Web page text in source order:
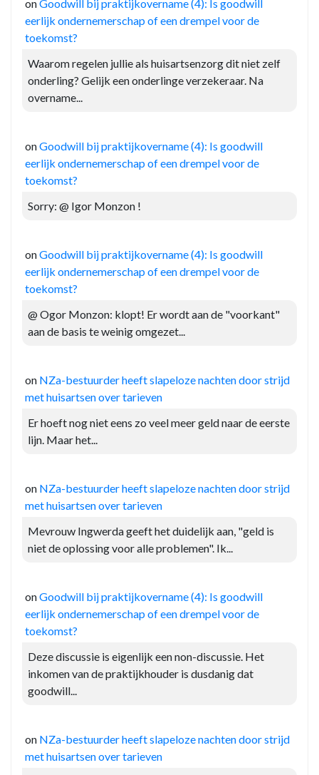
onGoodwill bij praktijkovername (4): Is goodwill
eerlijk ondernemerschap of een drempel voor de
toekomst?
Waarom regelen jullie als huisartsenzorg dit niet zelf
onderling? Gelijk een onderlinge verzekeraar. Na
overname...
onGoodwill bij praktijkovername (4): Is goodwill
eerlijk ondernemerschap of een drempel voor de
toekomst?
Sorry: @ Igor Monzon !
onGoodwill bij praktijkovername (4): Is goodwill
eerlijk ondernemerschap of een drempel voor de
toekomst?
@ Ogor Monzon: klopt! Er wordt aan de "voorkant"
aan de basis te weinig omgezet...
on NZa-bestuurder heeft slapeloze nachten door strijd
met huisartsen over tarieven
Er hoeft nog niet eens zo veel meer geld naar de eerste
lijn. Maar het...
on NZa-bestuurder heeft slapeloze nachten door strijd
met huisartsen over tarieven
Mevrouw Ingwerda geeft het duidelijk aan, "geld is
niet de oplossing voor alle problemen". Ik...
onGoodwill bij praktijkovername (4): Is goodwill
eerlijk ondernemerschap of een drempel voor de
toekomst?
Deze discussie is eigenlijk een non-discussie. Het
inkomen van de praktijkhouder is dusdanig dat
goodwill...
on NZa-bestuurder heeft slapeloze nachten door strijd
met huisartsen over tarieven